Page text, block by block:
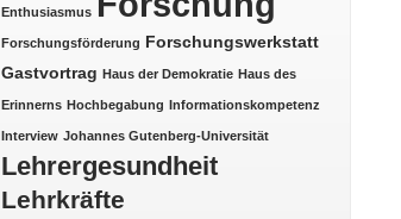
Enthusiasmus
Forschungsförderung
Forschungswerkstatt
Gastvortrag Haus der Demokratie Haus des
Erinnerns Hochbegabung Informationskompetenz
Interview Johannes Gutenberg-Universität
Lehrergesundheit
Lehrkräfte